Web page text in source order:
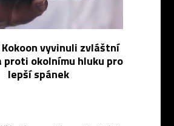
vyvinuli zvláštní
proti okolnímu hluku pro
lepší spánek